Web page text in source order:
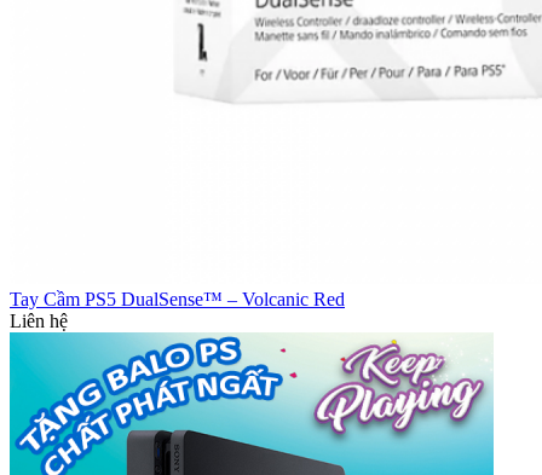
Tay Cầm PS5 DualSense™ – Volcanic Red
Liên hệ